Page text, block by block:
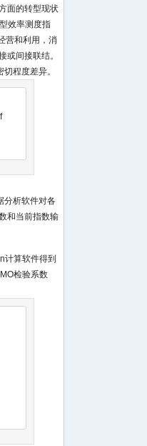
面的转型现状
效率测度指
营和利用，消
或间接联结。
程度差异。
分析软件对各
和当前指数输
计算软件得到
检验系数